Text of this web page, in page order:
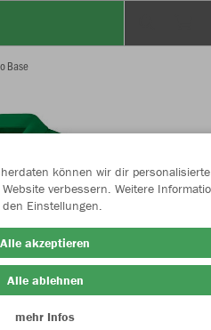
Base
können wir dir personalisierte
verbessern. Weitere
Einstellungen.
Alle akzeptieren
Alle ablehnen
mehr Infos